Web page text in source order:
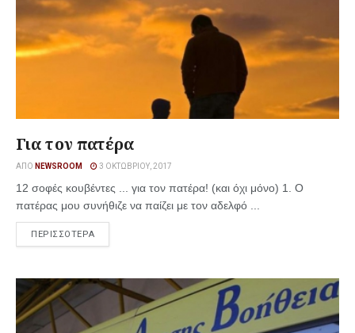
Για τον πατέρα
ΑΠΌ NEWSROOM 3 ΟΚΤΩΒΡΊΟΥ, 2017
12 σοφές κουβέντες ... για τον πατέρα! (και όχι μόνο) 1. Ο
πατέρας μου συνήθιζε να παίζει με τον αδελφό ...
ΠΕΡΙΣΣΟΤΕΡΑ